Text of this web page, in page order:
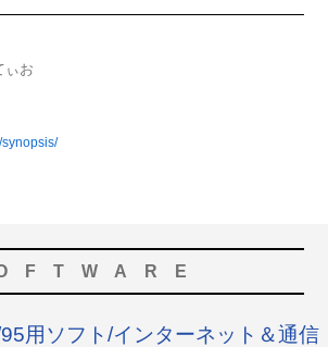
ぃお
synopsis/
用ソフト/インターネット＆通信